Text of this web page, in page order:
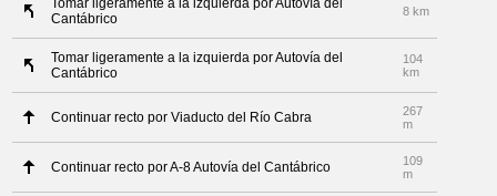
Tomar ligeramente a la izquierda por Autovía del
Cantábrico
8 km
Tomar ligeramente a la izquierda por Autovía del
Cantábrico
104
km
Continuar recto por Viaducto del Río Cabra
267
m
Continuar recto por A-8 Autovía del Cantábrico
109
m